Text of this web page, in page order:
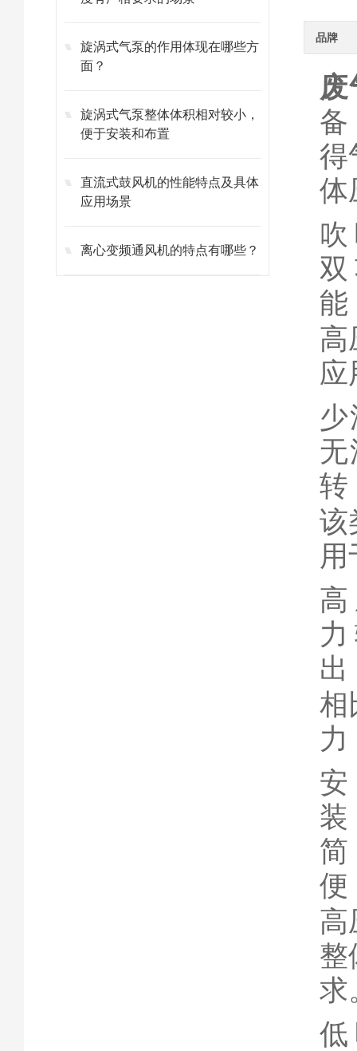
旋涡式气泵的作用体现在哪些方
面？
旋涡式气泵整体体积相对较小，
便于安装和布置
直流式鼓风机的性能特点及具体
应用场景
离心变频通风机的特点有哪些？
品牌
备
得
体
能
高
应
少
无
转
该
出
相
力
安
装
简
便
高
整
求